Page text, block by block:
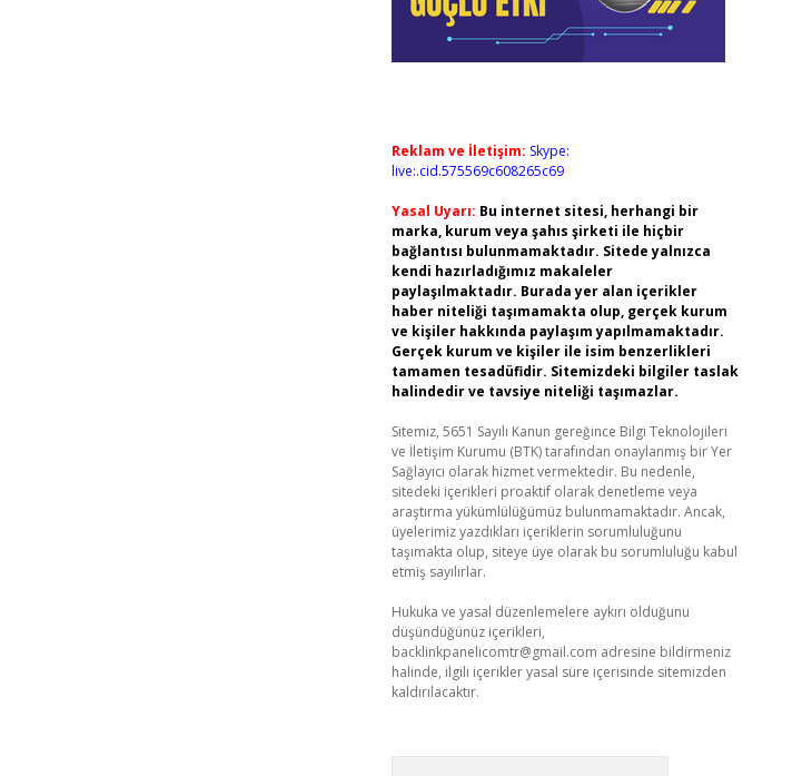
Reklam ve İletişim: Skype:
live:.cid.575569c608265c69
Yasal Uyarı: Bu internet sitesi, herhangi bir
marka, kurum veya şahıs şirketi ile hiçbir
bağlantısı bulunmamaktadır. Sitede yalnızca
kendi hazırladığımız makaleler
paylaşılmaktadır. Burada yer alan içerikler
haber niteliği taşımamakta olup, gerçek kurum
ve kişiler hakkında paylaşım yapılmamaktadır.
Gerçek kurum ve kişiler ile isim benzerlikleri
tamamen tesadüfidir. Sitemizdeki bilgiler taslak
halindedir ve tavsiye niteliği taşımazlar.
Sitemiz, 5651 Sayılı Kanun gereğince Bilgi Teknolojileri
ve İletişim Kurumu (BTK) tarafından onaylanmış bir Yer
Sağlayıcı olarak hizmet vermektedir. Bu nedenle,
sitedeki içerikleri proaktif olarak denetleme veya
araştırma yükümlülüğümüz bulunmamaktadır. Ancak,
üyelerimiz yazdıkları içeriklerin sorumluluğunu
taşımakta olup, siteye üye olarak bu sorumluluğu kabul
etmiş sayılırlar.
Hukuka ve yasal düzenlemelere aykırı olduğunu
düşündüğünüz içerikleri,
backlinkpanelicomtr@gmail.com adresine bildirmeniz
halinde, ilgili içerikler yasal süre içerisinde sitemizden
kaldırılacaktır.